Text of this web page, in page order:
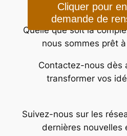
Cliquer pour
demande de
Quelle que soit la
nous sommes prêt
Contactez-nous dès
transformer vos
Suivez-nous sur les
dernières nouvelles